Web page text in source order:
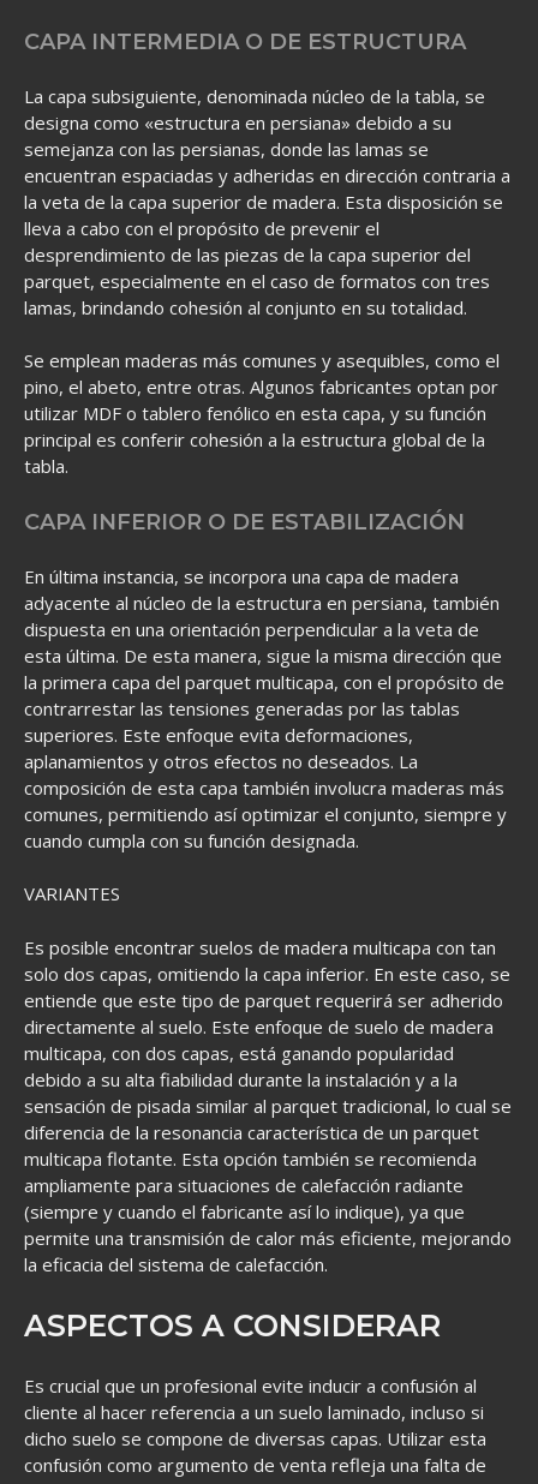
CAPA INTERMEDIA O DE ESTRUCTURA
La capa subsiguiente, denominada núcleo de la tabla, se
designa como «estructura en persiana» debido a su
semejanza con las persianas, donde las lamas se
encuentran espaciadas y adheridas en dirección contraria a
la veta de la capa superior de madera. Esta disposición se
lleva a cabo con el propósito de prevenir el
desprendimiento de las piezas de la capa superior del
parquet, especialmente en el caso de formatos con tres
lamas, brindando cohesión al conjunto en su totalidad.
Se emplean maderas más comunes y asequibles, como el
pino, el abeto, entre otras. Algunos fabricantes optan por
utilizar MDF o tablero fenólico en esta capa, y su función
principal es conferir cohesión a la estructura global de la
tabla.
CAPA INFERIOR O DE ESTABILIZACIÓN
En última instancia, se incorpora una capa de madera
adyacente al núcleo de la estructura en persiana, también
dispuesta en una orientación perpendicular a la veta de
esta última. De esta manera, sigue la misma dirección que
la primera capa del parquet multicapa, con el propósito de
contrarrestar las tensiones generadas por las tablas
superiores. Este enfoque evita deformaciones,
aplanamientos y otros efectos no deseados. La
composición de esta capa también involucra maderas más
comunes, permitiendo así optimizar el conjunto, siempre y
cuando cumpla con su función designada.
VARIANTES
Es posible encontrar suelos de madera multicapa con tan
solo dos capas, omitiendo la capa inferior. En este caso, se
entiende que este tipo de parquet requerirá ser adherido
directamente al suelo. Este enfoque de suelo de madera
multicapa, con dos capas, está ganando popularidad
debido a su alta fiabilidad durante la instalación y a la
sensación de pisada similar al parquet tradicional, lo cual se
diferencia de la resonancia característica de un parquet
multicapa flotante. Esta opción también se recomienda
ampliamente para situaciones de calefacción radiante
(siempre y cuando el fabricante así lo indique), ya que
permite una transmisión de calor más eficiente, mejorando
la eficacia del sistema de calefacción.
ASPECTOS A CONSIDERAR
Es crucial que un profesional evite inducir a confusión al
cliente al hacer referencia a un suelo laminado, incluso si
dicho suelo se compone de diversas capas. Utilizar esta
confusión como argumento de venta refleja una falta de